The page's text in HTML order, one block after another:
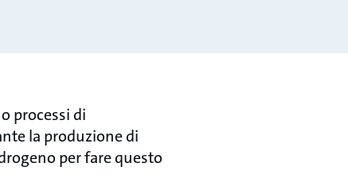
processi di
la produzione di
per fare questo